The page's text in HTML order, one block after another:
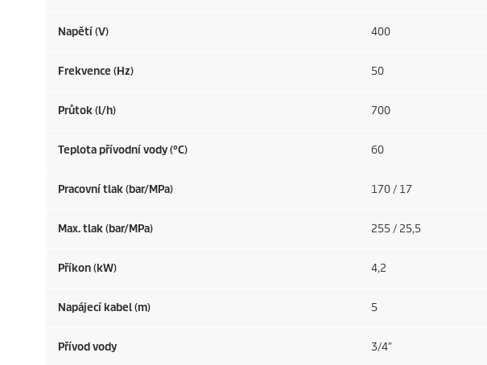
Napětí (V) 400
Frekvence (Hz) 50
Průtok (l/h) 700
Teplota přívodní vody (°C) 60
Pracovní tlak (bar/MPa) 170 / 17
Max. tlak (bar/MPa) 255 / 25,5
Příkon (kW) 4,2
Napájecí kabel (m) 5
Přívod vody 3/4″